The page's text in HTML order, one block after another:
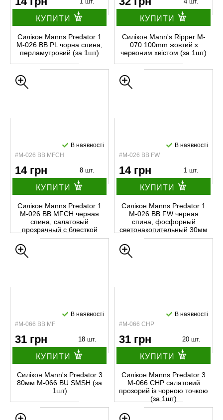
КУПИТИ
Силікон Manns Predator 1
М-026 BB PL чорна спина,
перламутровий (за 1шт)
КУПИТИ
Силікон Mann's Ripper M-
070 100mm жовтий з
червоним хвістом (за 1шт)
#М-026 BB MFCH
В наявності
14 грн 8 шт.
КУПИТИ
Силікон Manns Predator 1
М-026 BB MFCH черная
спина, салатовый
прозрачный с блесткой
30мм (за 1шт)
#М-026 BB FW
В наявності
14 грн 1 шт.
КУПИТИ
Силікон Manns Predator 1
М-026 BB FW черная
спина, фосфорный
светонакопительный 30мм
(за 1шт)
#M-066 BB MF
В наявності
31 грн 18 шт.
КУПИТИ
Силікон Mann's Predator 3
80мм M-066 BU SMSH (за
1шт)
#М-066 CHP
В наявності
31 грн 20 шт.
КУПИТИ
Силікон Manns Predator 3
М-066 CHP салатовий
прозорий із чорною точкою
(за 1шт)